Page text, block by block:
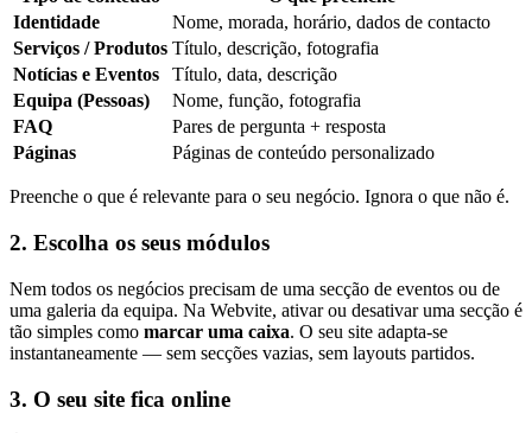
Identidade
Nome, morada, horário, dados de contacto
Serviços / Produtos Título, descrição, fotografia
Notícias e Eventos
Título, data, descrição
Equipa (Pessoas)
Nome, função, fotografia
FAQ
Pares de pergunta + resposta
Páginas
Páginas de conteúdo personalizado
Preenche o que é relevante para o seu negócio. Ignora o que não é.
2. Escolha os seus módulos
Nem todos os negócios precisam de uma secção de eventos ou de
uma galeria da equipa. Na Webvite, ativar ou desativar uma secção é
tão simples como marcar uma caixa. O seu site adapta-se
instantaneamente — sem secções vazias, sem layouts partidos.
3. O seu site fica online